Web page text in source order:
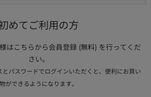
めてご利用の方
はこちらから会員登録 (無料) を行ってくだ
さい。
とパスワードでログインいただくと、便利にお買い
物ができるようになります。